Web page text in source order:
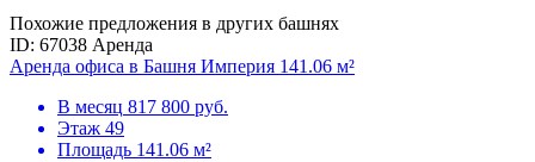
Похожие предложения в других башнях
ID: 67038 Аренда
Аренда офиса в Башня Империя 141.06 м²
В месяц 817 800 руб.
Этаж 49
Площадь 141.06 м²